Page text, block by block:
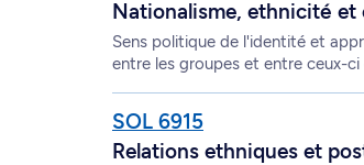
Nationalisme, ethnicité et
Sens politique de l'identité et
entre les groupes et entre ceux-
SOL 6915
Relations ethniques et